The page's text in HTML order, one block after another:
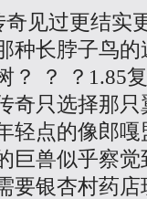
见过更结实
长脖子鸟的
？ ？ ？1.85
奇只选择那
轻点的像郎
巨兽似乎察
要银杏村药